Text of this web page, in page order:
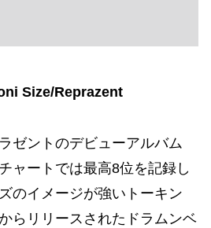
Size/Reprazent
ゼントのデビューアルバム
ャートでは最高8位を記録し
のイメージが強いトーキン
らリリースされたドラムンベ